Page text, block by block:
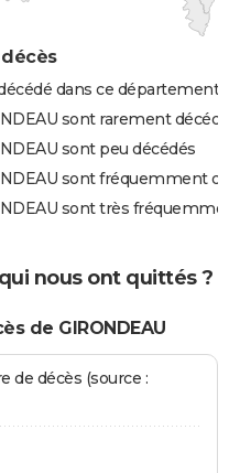
décès
dans ce département
sont rarement
sont peu décédés
sont fréquemment
sont très
nous ont quittés ?
de GIRONDEAU
de décès (source :